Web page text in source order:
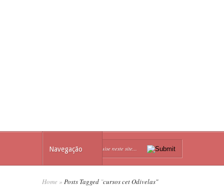
Navegação
Home » Posts Tagged "cursos cet Odivelas"